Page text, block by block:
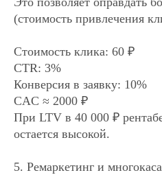
(стоимость привлечения
Стоимость клика: 60 ₽
CTR: 3%
Конверсия в заявку: 10%
CAC ≈ 2000 ₽
При LTV в 40 000 ₽
остается высокой.
5. Ремаркетинг и